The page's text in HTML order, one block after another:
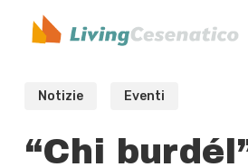
Notizie Eventi
“Chi